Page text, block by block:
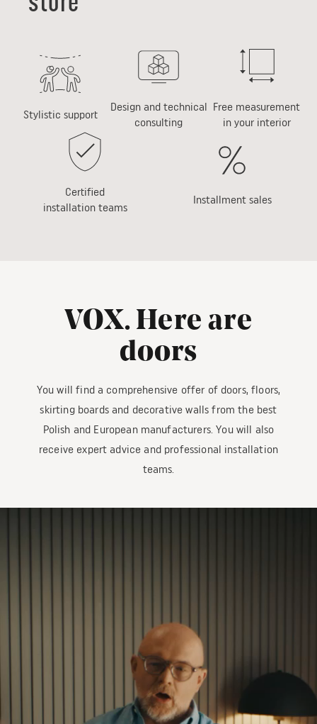
Stylistic support
Design and technical
consulting
Free measurement
in your interior
Certified
installation teams
Installment sales
VOX. Here are
doors
You will find a comprehensive offer of doors, floors,
skirting boards and decorative walls from the best
Polish and European manufacturers. You will also
receive expert advice and professional installation
teams.